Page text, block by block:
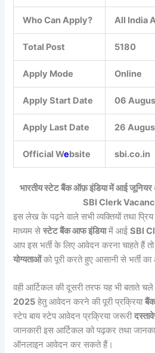
Who Can Apply? All India
Total Post 5180
Apply Mode Online
Apply Start Date 06
Apply Last Date 26
Official Website sbi.co.in
भारतीय स्टेट बैंक ऑफ़ इंडिया में आई जूनियर
SBI Clerk
इस लेख के पढ़ने वाले सभी व्यक्तियों तथा
माध्यम सेस्टेट बैंक आफ इंडियामें आईSBI
आप इस भर्ती के लिए आवेदन करना चाहते हैं
योग्यताओंको पूरी करते हुए आसानी से भर्ती
वही आर्टिकल की दूसरी तरफ यह भी बताते
2025 हेतु आवेदन करने की पूरी प्रक्रियाबैंक
स्टेप बाय स्टेप आवेदन प्रक्रिया जरूरी
जानकारी इस आर्टिकल को पढ़कर तथा
ऑनलाइन आवेदन कर सकते हैं।